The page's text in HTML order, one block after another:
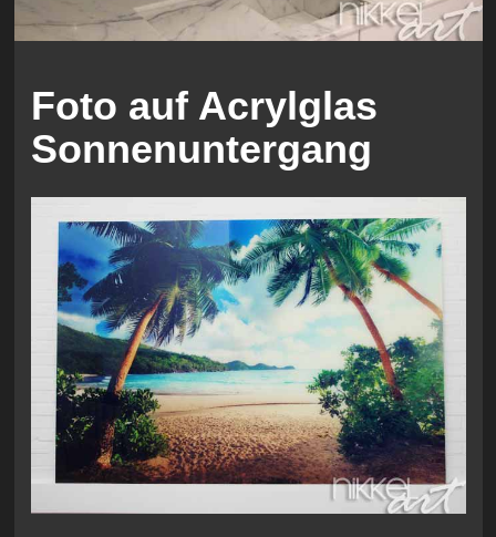
Foto auf Acrylglas
Sonnenuntergang